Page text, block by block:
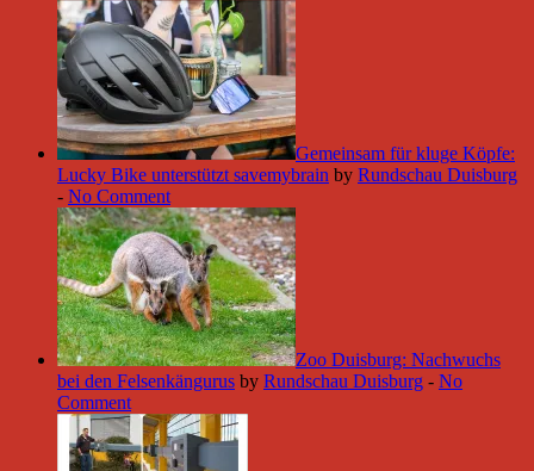
Gemeinsam für kluge Köpfe:
Lucky Bike unterstützt savemybrain by Rundschau Duisburg
- No Comment
Zoo Duisburg: Nachwuchs
bei den Felsenkängurus by Rundschau Duisburg - No
Comment